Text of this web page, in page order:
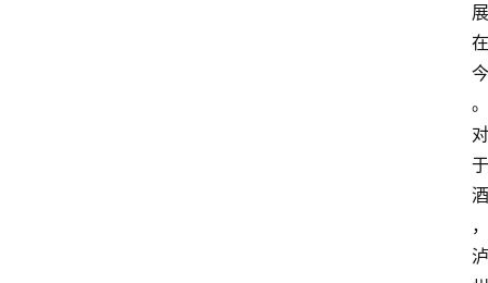
展
在
今
。
对
于
酒
，
泸